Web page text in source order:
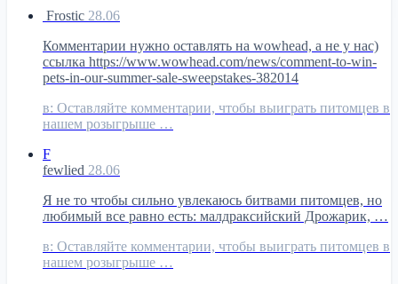
Frostic 28.06
Комментарии нужно оставлять на wowhead, а не у нас)
ссылка https://www.wowhead.com/news/comment-to-win-
pets-in-our-summer-sale-sweepstakes-382014
в: Оставляйте комментарии, чтобы выиграть питомцев в
нашем розыгрыше …
F
fewlied 28.06
Я не то чтобы сильно увлекаюсь битвами питомцев, но
любимый все равно есть: малдраксийский Дрожарик, …
в: Оставляйте комментарии, чтобы выиграть питомцев в
нашем розыгрыше …